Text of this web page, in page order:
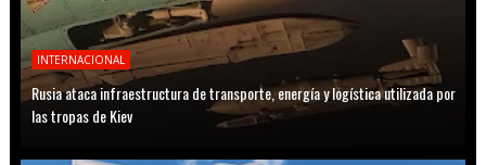
INTERNACIONAL
Rusia ataca infraestructura de transporte, energía y logística utilizada por
las tropas de Kiev